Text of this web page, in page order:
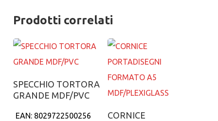
Prodotti correlati
Aggiungi al carrello
SPECCHIO TORTORA
GRANDE MDF/PVC
EAN: 8029722500256
Aggiungi al carrello
CORNICE